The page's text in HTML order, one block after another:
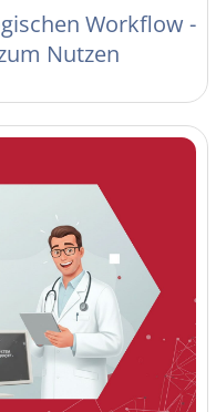
Workflow -
Nutzen